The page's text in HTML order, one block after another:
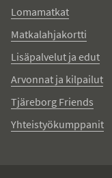
Lomamatkat
Matkalahjakortti
Lisäpalvelut ja edut
Arvonnat ja kilpailut
Tjäreborg Friends
Yhteistyökumppanit